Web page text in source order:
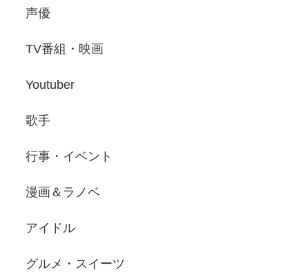
声優
TV番組・映画
Youtuber
歌手
行事・イベント
漫画＆ラノベ
アイドル
グルメ・スイーツ